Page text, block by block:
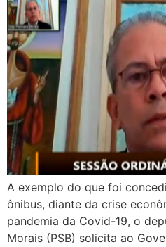
A exemplo do que foi
ônibus, diante da crise
pandemia da Covid-19, o
Morais (PSB) solicita ao